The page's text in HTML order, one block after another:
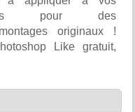
pour des
originaux !
Like gratuit,